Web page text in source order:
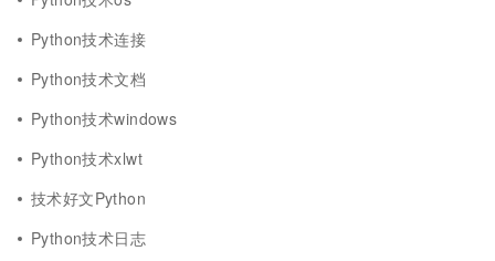
Python技术连接
Python技术文档
Python技术windows
Python技术xlwt
技术好文Python
Python技术日志